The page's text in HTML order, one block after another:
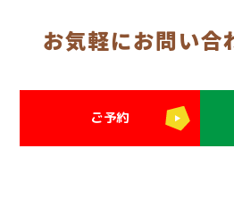
お気軽にお問い合
ご予約